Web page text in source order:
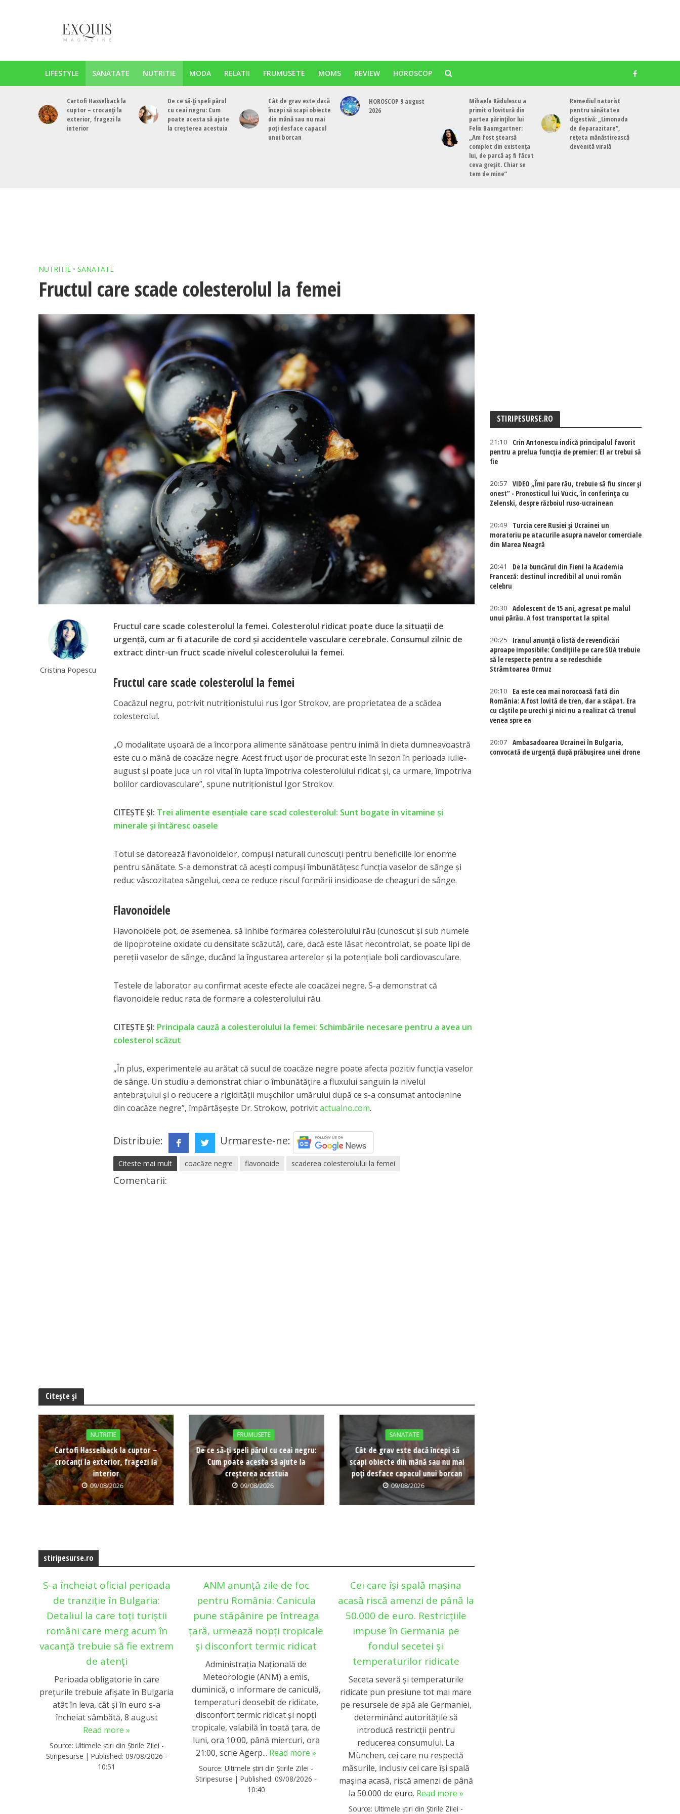
LIFESTYLE SANATATE NUTRITIE MODA RELATII FRUMUSETE MOMS REVIEW HOROSCOP
Cartofi Hasselback la
cuptor – crocanți la
exterior, fragezi la
interior
De ce să-ți speli părul
cu ceai negru: Cum
poate acesta să ajute
la creșterea acestuia
Cât de grav este dacă
începi să scapi obiecte
din mână sau nu mai
poți desface capacul
unui borcan
HOROSCOP 9 august
2026
Mihaela Rădulescu a
primit o lovitură din
partea părinților lui
Felix Baumgartner:
„Am fost ștearsă
complet din existența
lui, de parcă aș fi făcut
ceva greșit. Chiar se
tem de mine”
Remediul naturist
pentru sănătatea
digestivă: „Limonada
de deparazitare”,
rețeta mănăstirească
devenită virală
NUTRITIE • SANATATE
Fructul care scade colesterolul la femei
Cristina Popescu
Fructul care scade colesterolul la femei. Colesterolul ridicat poate duce la situații de
urgență, cum ar fi atacurile de cord și accidentele vasculare cerebrale. Consumul zilnic de
extract dintr-un fruct scade nivelul colesterolului la femei.
Fructul care scade colesterolul la femei
Coacăzul negru, potrivit nutriționistului rus Igor Strokov, are proprietatea de a scădea
colesterolul.
„O modalitate ușoară de a încorpora alimente sănătoase pentru inimă în dieta dumneavoastră
este cu o mână de coacăze negre. Acest fruct ușor de procurat este în sezon în perioada iulie-
august și poate juca un rol vital în lupta împotriva colesterolului ridicat și, ca urmare, împotriva
bolilor cardiovasculare”, spune nutriționistul Igor Strokov.
CITEȘTE ȘI: Trei alimente esențiale care scad colesterolul: Sunt bogate în vitamine și
minerale și întăresc oasele
Totul se datorează flavonoidelor, compuși naturali cunoscuți pentru beneficiile lor enorme
pentru sănătate. S-a demonstrat că acești compuși îmbunătățesc funcția vaselor de sânge și
reduc vâscozitatea sângelui, ceea ce reduce riscul formării insidioase de cheaguri de sânge.
Flavonoidele
Flavonoidele pot, de asemenea, să inhibe formarea colesterolului rău (cunoscut și sub numele
de lipoproteine oxidate cu densitate scăzută), care, dacă este lăsat necontrolat, se poate lipi de
pereții vaselor de sânge, ducând la îngustarea arterelor și la potențiale boli cardiovasculare.
Testele de laborator au confirmat aceste efecte ale coacăzei negre. S-a demonstrat că
flavonoidele reduc rata de formare a colesterolului rău.
CITEȘTE ȘI: Principala cauză a colesterolului la femei: Schimbările necesare pentru a avea un
colesterol scăzut
„În plus, experimentele au arătat că sucul de coacăze negre poate afecta pozitiv funcția vaselor
de sânge. Un studiu a demonstrat chiar o îmbunătățire a fluxului sanguin la nivelul
antebrațului și o reducere a rigidității mușchilor umărului după ce s-a consumat antocianine
din coacăze negre”, împărtășește Dr. Strokow, potrivitactualno.com.
Distribuie: Urmareste-ne:
Citeste mai mult coacăze negre flavonoide scaderea colesterolului la femei
Comentarii:
Citește și
NUTRITIE
Cartofi Hasselback la cuptor –
crocanți la exterior, fragezi la
interior
09/08/2026
FRUMUSETE
De ce să-ți speli părul cu ceai negru:
Cum poate acesta să ajute la
creșterea acestuia
09/08/2026
SANATATE
Cât de grav este dacă începi să
scapi obiecte din mână sau nu mai
poți desface capacul unui borcan
09/08/2026
stiripesurse.ro
S-a încheiat oficial perioada
de tranziție în Bulgaria:
Detaliul la care toți turiștii
români care merg acum în
vacanță trebuie să fie extrem
de atenți
Perioada obligatorie în care
preţurile trebuie afişate în Bulgaria
atât în leva, cât şi în euro s-a
încheiat sâmbătă, 8 august
Read more »
Source: Ultimele știri din Știrile Zilei -
Stiripesurse | Published: 09/08/2026 -
10:51
ANM anunță zile de foc
pentru România: Canicula
pune stăpânire pe întreaga
țară, urmează nopți tropicale
și disconfort termic ridicat
Administraţia Naţională de
Meteorologie (ANM) a emis,
duminică, o informare de caniculă,
temperaturi deosebit de ridicate,
disconfort termic ridicat şi nopţi
tropicale, valabilă în toată ţara, de
luni, ora 10:00, până miercuri, ora
21:00, scrie Agerp... Read more »
Source:Ultimele știri din Știrile Zilei -
Stiripesurse |Published:09/08/2026 -
10:40
Cei care își spală mașina
acasă riscă amenzi de până la
50.000 de euro. Restricțiile
impuse în Germania pe
fondul secetei și
temperaturilor ridicate
Seceta severă și temperaturile
ridicate pun presiune tot mai mare
pe resursele de apă ale Germaniei,
determinând autoritățile să
introducă restricții pentru
reducerea consumului. La
München, cei care nu respectă
măsurile, inclusiv cei care își spală
mașina acasă, riscă amenzi de până
la 50.000 de euro. Read more »
Source:Ultimele știri din Știrile Zilei -
STIRIPESURSE.RO
21:10
Crin Antonescu indică principalul favorit
pentru a prelua funcția de premier: El ar trebui să
fie
20:57
VIDEO „Îmi pare rău, trebuie să fiu sincer și
onest” - Pronosticul lui Vucic, în conferința cu
Zelenski, despre războiul ruso-ucrainean
20:49
Turcia cere Rusiei și Ucrainei un
moratoriu pe atacurile asupra navelor comerciale
din Marea Neagră
20:41
De la buncărul din Fieni la Academia
Franceză: destinul incredibil al unui român
celebru
20:30
Adolescent de 15 ani, agresat pe malul
unui pârău. A fost transportat la spital
20:25
Iranul anunță o listă de revendicări
aproape imposibile: Condițiile pe care SUA trebuie
să le respecte pentru a se redeschide
Strâmtoarea Ormuz
20:10
Ea este cea mai norocoasă fată din
România: A fost lovită de tren, dar a scăpat. Era
cu căștile pe urechi și nici nu a realizat că trenul
venea spre ea
20:07
Ambasadoarea Ucrainei în Bulgaria,
convocată de urgență după prăbușirea unei drone